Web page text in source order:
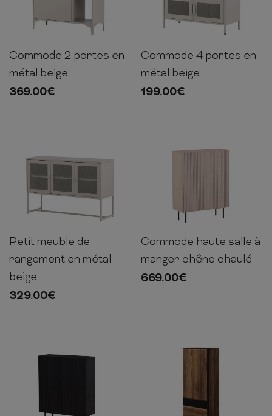
63cm 120cm 40cm
Commode 2 portes en
métal beige
369.00€
75cm 90cm 40cm
Commode 4 portes en
métal beige
199.00€
80cm 120cm
Petit meuble de
rangement en métal
beige
329.00€
103cm 80cm 30cm
Commode haute salle à
manger chêne chaulé
669.00€